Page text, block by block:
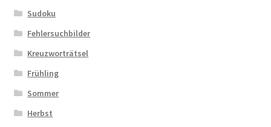
Sudoku
Fehlersuchbilder
Kreuzworträtsel
Frühling
Sommer
Herbst